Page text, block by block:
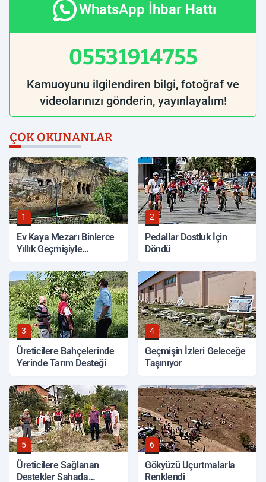
WhatsApp İhbar Hattı
05531914755
Kamuoyunu ilgilendiren bilgi, fotoğraf ve
videolarınızı gönderin, yayınlayalım!
ÇOK OKUNANLAR
1
Ev Kaya Mezarı Binlerce
Yıllık Geçmişiyle
2
Pedallar Dostluk İçin
Döndü
3
Üreticilere Bahçelerinde
Yerinde Tarım Desteği
4
Geçmişin İzleri Geleceğe
Taşınıyor
5
Üreticilere Sağlanan
Destekler Sahada
6
Gökyüzü Uçurtmalarla
Renklendi